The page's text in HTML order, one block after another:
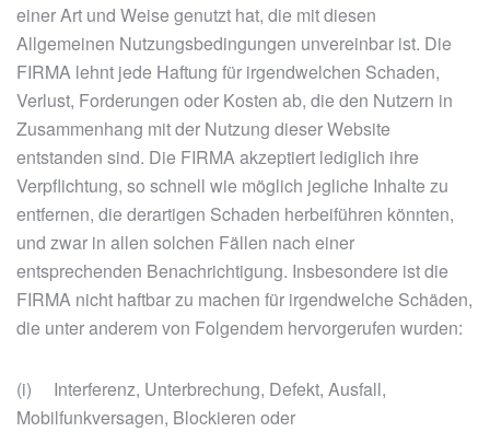
einer Art und Weise genutzt hat, die mit diesen
Allgemeinen Nutzungsbedingungen unvereinbar ist. Die
FIRMA lehnt jede Haftung für irgendwelchen Schaden,
Verlust, Forderungen oder Kosten ab, die den Nutzern in
Zusammenhang mit der Nutzung dieser Website
entstanden sind. Die FIRMA akzeptiert lediglich ihre
Verpflichtung, so schnell wie möglich jegliche Inhalte zu
entfernen, die derartigen Schaden herbeiführen könnten,
und zwar in allen solchen Fällen nach einer
entsprechenden Benachrichtigung. Insbesondere ist die
FIRMA nicht haftbar zu machen für irgendwelche Schäden,
die unter anderem von Folgendem hervorgerufen wurden:
(i) Interferenz, Unterbrechung, Defekt, Ausfall,
Mobilfunkversagen, Blockieren oder